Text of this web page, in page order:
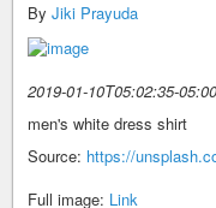
By Jiki Prayuda
2019-01-10T05:02:35-05:00
men's white dress shirt
Source: https://
Full image: Link